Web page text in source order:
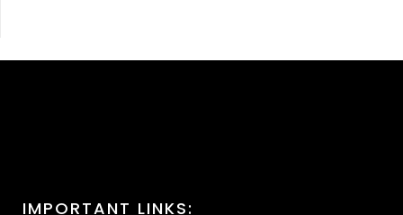
IMPORTANT LINKS: